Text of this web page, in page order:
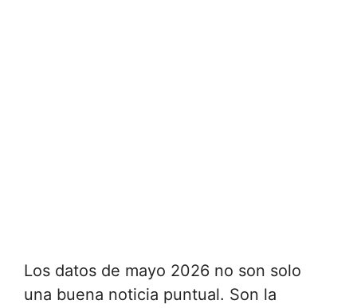
Los datos de mayo 2026 no son solo
una buena noticia puntual. Son la